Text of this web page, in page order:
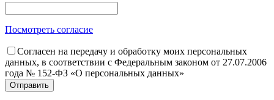
Посмотреть согласие
Согласен на передачу и обработку моих персональных
данных, в соответствии с Федеральным законом от 27.07.2006
года № 152-ФЗ «О персональных данных»
Отправить